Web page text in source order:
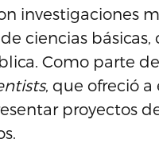
investigaciones
ciencias
Como parte
, que ofreció
proyectos